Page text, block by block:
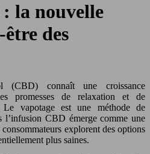
la nouvelle
des
(CBD) connaît une croissance
promesses de relaxation et de
vapotage est une méthode de
l’infusion CBD émerge comme une
explorent des options
plus saines.